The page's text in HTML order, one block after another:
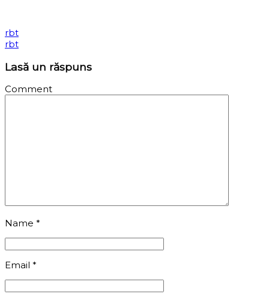
rbt
rbt
Lasă un răspuns
Comment
Name *
Email *